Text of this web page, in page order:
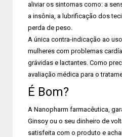
aliviar os sintomas como: a
a insônia, a lubrificação dos
perda de peso.
A única contra-indicação ao
mulheres com problemas
grávidas e lactantes. Como
avaliação médica para o
É Bom?
A Nanopharm farmacêutica,
Ginsoy ou o seu dinheiro de
satisfeita com o produto e